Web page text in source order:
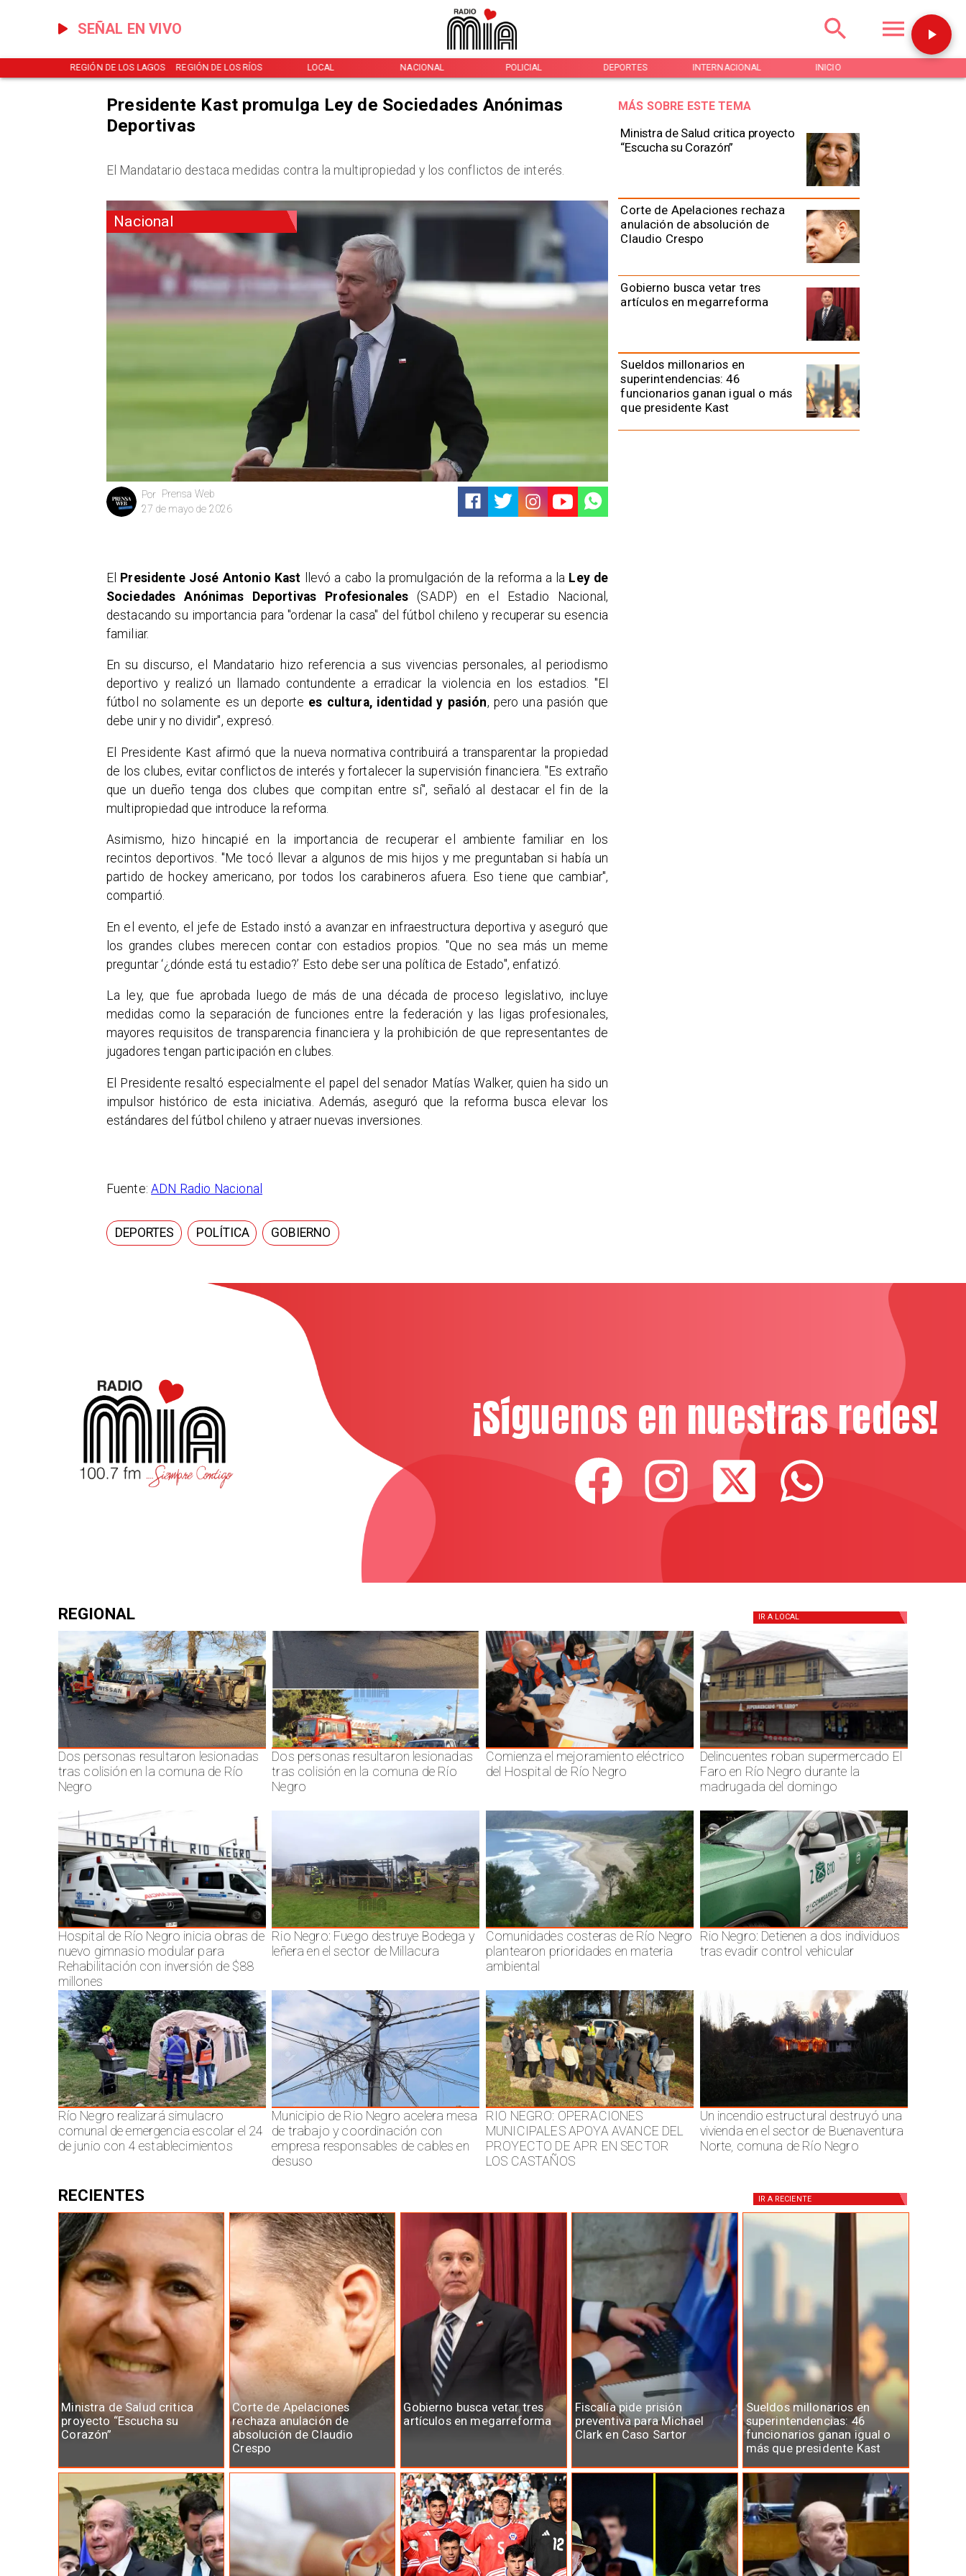
SEÑAL EN VIVO
REGIÓN DE LOS LAGOS REGIÓN DE LOS RÍOS LOCAL NACIONAL POLICIAL DEPORTES INTERNACIONAL INICIO
Nacional
Prensa Web
Por
27 de mayo de 2026
Ministra de Salud critica proyecto
“Escucha su Corazón”
Corte de Apelaciones rechaza
anulación de absolución de
Claudio Crespo
Gobierno busca vetar tres
artículos en megarreforma
Sueldos millonarios en
superintendencias: 46
funcionarios ganan igual o más
que presidente Kast
MÁS SOBRE ESTE TEMA
Presidente Kast promulga Ley de Sociedades Anónimas
Deportivas
El Mandatario destaca medidas contra la multipropiedad y los conflictos de interés.
El Presidente José Antonio Kast llevó a cabo la promulgación de la reforma a la Ley de
Sociedades Anónimas Deportivas Profesionales (SADP) en el Estadio Nacional,
destacando su importancia para "ordenar la casa" del fútbol chileno y recuperar su esencia
familiar.
En su discurso, el Mandatario hizo referencia a sus vivencias personales, al periodismo
deportivo y realizó un llamado contundente a erradicar la violencia en los estadios. "El
fútbol no solamente es un deporte es cultura, identidad y pasión, pero una pasión que
debe unir y no dividir", expresó.
El Presidente Kast afirmó que la nueva normativa contribuirá a transparentar la propiedad
de los clubes, evitar conflictos de interés y fortalecer la supervisión financiera. "Es extraño
que un dueño tenga dos clubes que compitan entre sí", señaló al destacar el fin de la
multipropiedad que introduce la reforma.
Asimismo, hizo hincapié en la importancia de recuperar el ambiente familiar en los
recintos deportivos. "Me tocó llevar a algunos de mis hijos y me preguntaban si había un
partido de hockey americano, por todos los carabineros afuera. Eso tiene que cambiar",
compartió.
En el evento, el jefe de Estado instó a avanzar en infraestructura deportiva y aseguró que
los grandes clubes merecen contar con estadios propios. "Que no sea más un meme
preguntar ‘¿dónde está tu estadio?’ Esto debe ser una política de Estado", enfatizó.
La ley, que fue aprobada luego de más de una década de proceso legislativo, incluye
medidas como la separación de funciones entre la federación y las ligas profesionales,
mayores requisitos de transparencia financiera y la prohibición de que representantes de
jugadores tengan participación en clubes.
El Presidente resaltó especialmente el papel del senador Matías Walker, quien ha sido un
impulsor histórico de esta iniciativa. Además, aseguró que la reforma busca elevar los
estándares del fútbol chileno y atraer nuevas inversiones.
Fuente:ADN Radio Nacional
DEPORTES POLÍTICA GOBIERNO
¡Síguenos en nuestras redes!
REGIONAL IR A LOCAL
Dos personas resultaron lesionadas
tras colisión en la comuna de Río
Negro
Dos personas resultaron lesionadas
tras colisión en la comuna de Río
Negro
Comienza el mejoramiento eléctrico
del Hospital de Río Negro
Delincuentes roban supermercado El
Faro en Río Negro durante la
madrugada del domingo
Hospital de Río Negro inicia obras de
nuevo gimnasio modular para
Rehabilitación con inversión de $88
millones
Rio Negro: Fuego destruye Bodega y
leñera en el sector de Millacura
Comunidades costeras de Río Negro
plantearon prioridades en materia
ambiental
Rio Negro: Detienen a dos individuos
tras evadir control vehicular
Río Negro realizará simulacro
comunal de emergencia escolar el 24
de junio con 4 establecimientos
Municipio de Rio Negro acelera mesa
de trabajo y coordinación con
empresa responsables de cables en
desuso
RIO NEGRO: OPERACIONES
MUNICIPALES APOYA AVANCE DEL
PROYECTO DE APR EN SECTOR
LOS CASTAÑOS
Un incendio estructural destruyó una
vivienda en el sector de Buenaventura
Norte, comuna de Río Negro
Ministra de Salud critica
proyecto “Escucha su
Corazón”
Corte de Apelaciones
rechaza anulación de
absolución de Claudio
Crespo
Gobierno busca vetar tres
artículos en megarreforma
Fiscalía pide prisión
preventiva para Michael
Clark en Caso Sartor
Sueldos millonarios en
superintendencias: 46
funcionarios ganan igual o
más que presidente Kast
RECIENTES IR A RECIENTE